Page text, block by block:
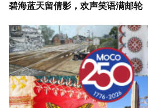
碧海蓝天留倩影，欢声笑语满邮轮